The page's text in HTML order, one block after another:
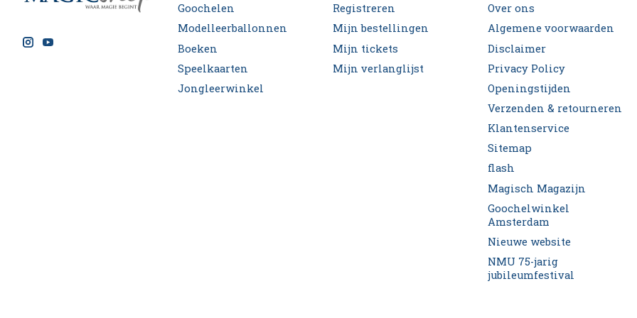
Goochelen
Modelleerballonnen
Boeken
Speelkaarten
Jongleerwinkel
Registreren
Mijn bestellingen
Mijn tickets
Mijn verlanglijst
Over ons
Algemene voorwaarden
Disclaimer
Privacy Policy
Openingstijden
Verzenden & retourneren
Klantenservice
Sitemap
flash
Magisch Magazijn
Goochelwinkel
Amsterdam
Nieuwe website
NMU 75-jarig
jubileumfestival